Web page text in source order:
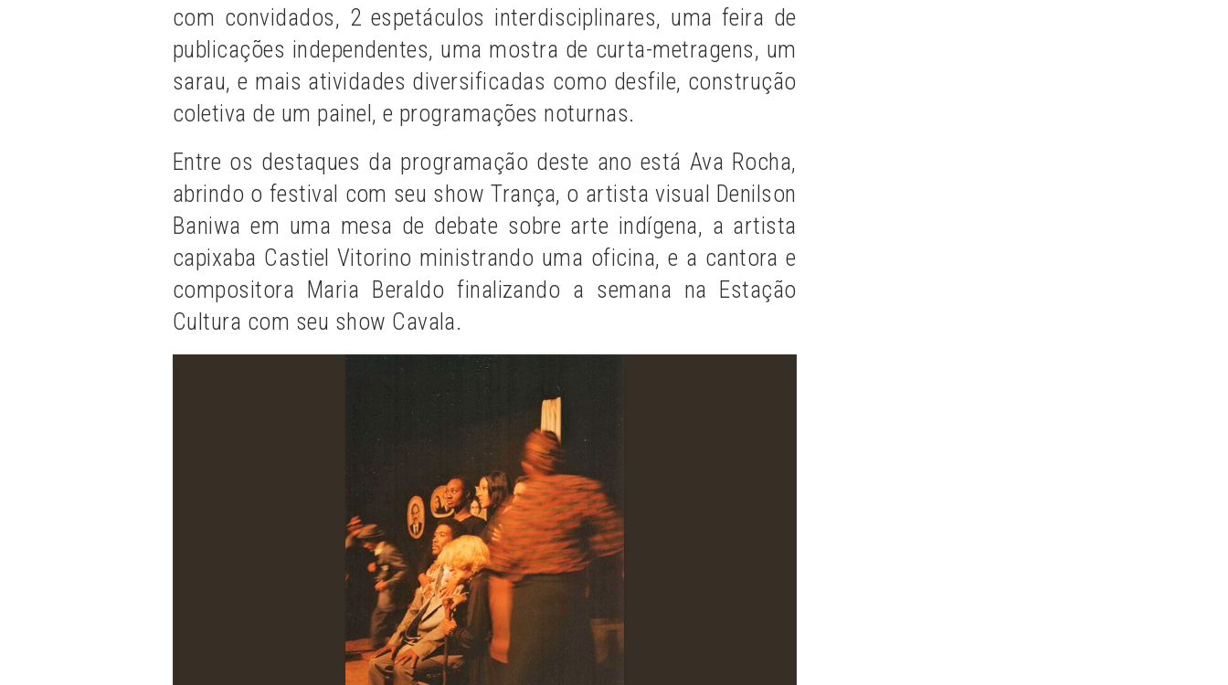
com convidados, 2 espetáculos interdisciplinares, uma feira de
publicações independentes, uma mostra de curta-metragens, um
sarau, e mais atividades diversificadas como desfile, construção
coletiva de um painel, e programações noturnas.
Entre os destaques da programação deste ano está Ava Rocha,
abrindo o festival com seu show Trança, o artista visual Denilson
Baniwa em uma mesa de debate sobre arte indígena, a artista
capixaba Castiel Vitorino ministrando uma oficina, e a cantora e
compositora Maria Beraldo finalizando a semana na Estação
Cultura com seu show Cavala.